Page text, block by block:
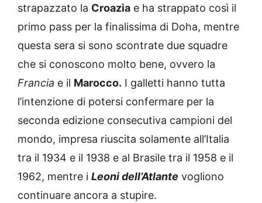
strapazzato la Croazia e ha strappato così il
primo pass per la finalissima di Doha, mentre
questa sera si sono scontrate due squadre
che si conoscono molto bene, ovvero la
Francia e il Marocco. I galletti hanno tutta
l’intenzione di potersi confermare per la
seconda edizione consecutiva campioni del
mondo, impresa riuscita solamente all’Italia
tra il 1934 e il 1938 e al Brasile tra il 1958 e il
1962, mentre i Leoni dell’Atlante vogliono
continuare ancora a stupire.